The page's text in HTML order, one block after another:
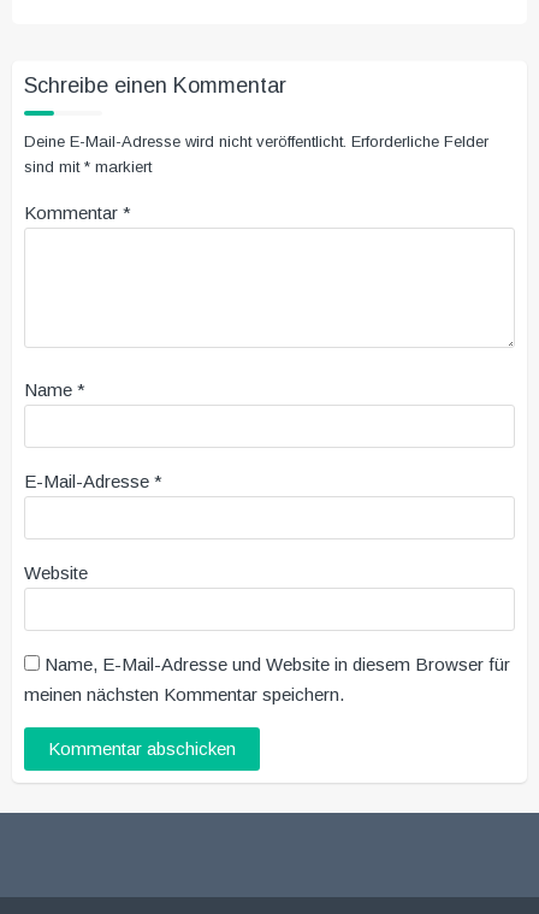
Schreibe einen Kommentar
Deine E-Mail-Adresse wird nicht veröffentlicht. Erforderliche Felder
sind mit * markiert
Kommentar *
Name *
E-Mail-Adresse *
Website
Name, E-Mail-Adresse und Website in diesem Browser für
meinen nächsten Kommentar speichern.